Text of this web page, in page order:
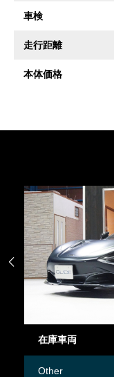
車検
走行距離
本体価格
在庫車両
Other
